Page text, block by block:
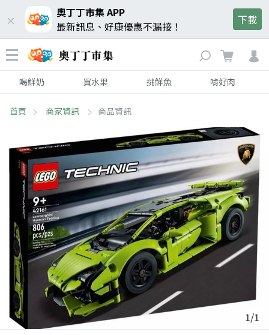
奧丁丁市集 APP
最新訊息、好康優惠不漏接！
下載
喝鮮奶 買水果 挑鮮魚 啃好肉
首頁 商家資訊 商品資訊
1/1